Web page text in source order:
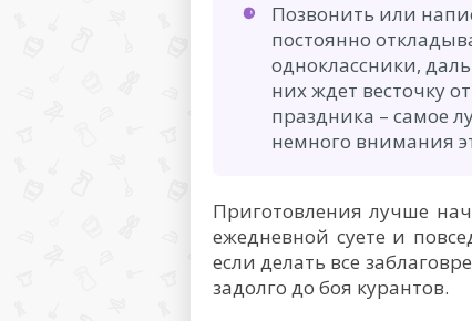
Позвонить или
постоянно
одноклассники,
них ждет весточку
праздника – самое
немного внимания
Приготовления лучше
ежедневной суете и
если делать все
задолго до боя курантов.